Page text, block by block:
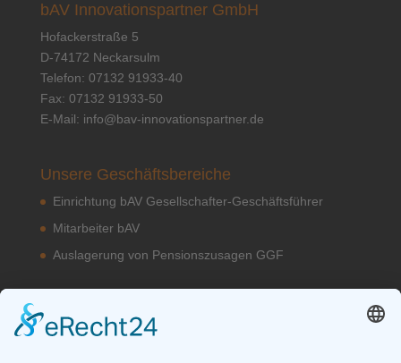
bAV Innovationspartner GmbH
Hofackerstraße 5
D-74172 Neckarsulm
Telefon: 07132 91933-40
Fax: 07132 91933-50
E-Mail: info@bav-innovationspartner.de
Unsere Geschäftsbereiche
Einrichtung bAV Gesellschafter-Geschäftsführer
Mitarbeiter bAV
Auslagerung von Pensionszusagen GGF
Unsere bAV Lösungen